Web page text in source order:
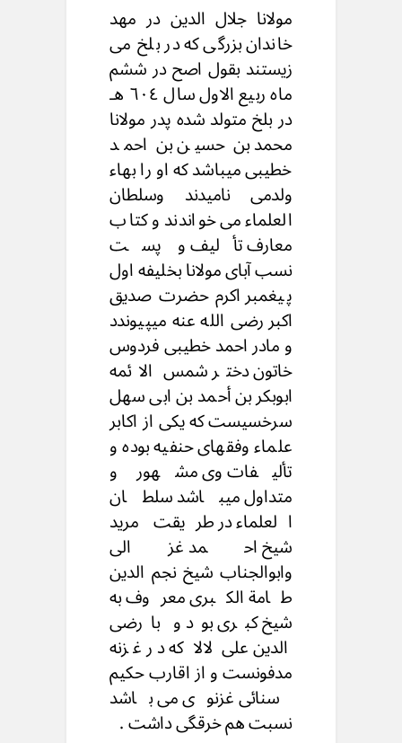
مولانا جلال الدین در مهد
خاندان بزرگی که در بلخ می
زیستند بقول اصح در ششم
ماه ربیع الاول سال ٦٠٤ هـ
در بلخ متولد شده پدر مولانا
محمد بن حسين بن احمد
خطیبی میباشد که او را بهاء
ولدمی نامیدند وسلطان
العلماء می خواندند و کتاب
معارف تألیف و پست
نسب آبای مولانا بخلیفه اول
پیغمبر اکرم حضرت صدیق
اکبر رضی الله عنه میپیوندد
و مادر احمد خطیبی فردوس
خاتون دختر شمس الائمه
ابوبكر بن أحمد بن ابی سهل
سرخسیست که یکی از اکابر
علماء وفقهای حنفیه بوده و
تألیفات وی مشهور و
متداول میباشد سلطان
العلماء در طریقت مرید
شیخ احمد غزالی
وابوالجناب شیخ نجم الدين
طامة الكبرى معروف به
شیخ کبری بود و بارضی
الدین علی لالا که در غزنه
مدفونست و از اقارب حکیم
سنائی غزنوی می باشد
نسبت هم خرقگی داشت .